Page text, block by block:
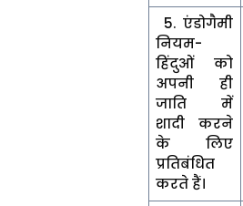
5. एंडोगैमी
नियम-
हिंदुओं को
अपनी ही
जाति में
शादी करने
के लिए
प्रतिबंधित
करते हैं।